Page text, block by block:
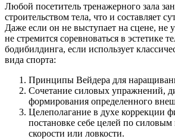
Любой посетитель тренажерного зала
строительством тела, что и составляет
Даже если он не выступает на сцене, не
не стремится соревноваться в эстетике
бодибилдинга, если использует
вида спорта:
Принципы Вейдера для
Сочетание силовых упражнений,
формирования определенного
Целеполагание в духе коррекции
постановке себе целей по силовым
скорости или ловкости.